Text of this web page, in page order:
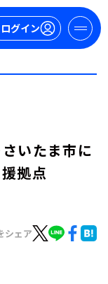
ログイン
いたま市に
拠点
シェア